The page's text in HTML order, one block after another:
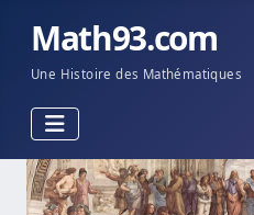
Math93.com
Une Histoire des Mathématiques